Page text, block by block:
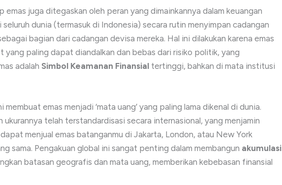
emas juga ditegaskan oleh peran yang dimainkannya dalam keuangan
seluruh dunia (termasuk di Indonesia) secara rutin menyimpan cadangan
bagian dari cadangan devisa mereka. Hal ini dilakukan karena emas
yang paling dapat diandalkan dan bebas dari risiko politik, yang
adalah Simbol Keamanan Finansial tertinggi, bahkan di mata institusi
membuat emas menjadi ‘mata uang’ yang paling lama dikenal di dunia.
ukurannya telah terstandardisasi secara internasional, yang menjamin
menjual emas batanganmu di Jakarta, London, atau New York
sama. Pengakuan global ini sangat penting dalam membangun akumulasi
batasan geografis dan mata uang, memberikan kebebasan finansial